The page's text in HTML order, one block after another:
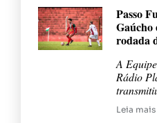
Passo
Gaúcho
rodada
A
Rádio
Leia mais